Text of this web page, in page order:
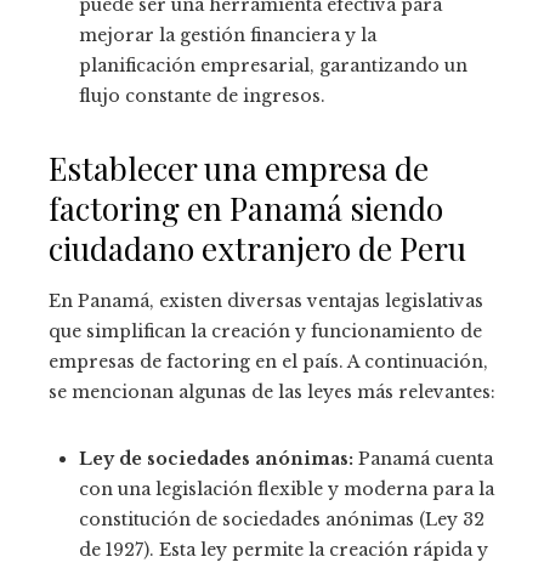
puede ser una herramienta efectiva para
mejorar la gestión financiera y la
planificación empresarial, garantizando un
flujo constante de ingresos.
Establecer una empresa de
factoring en Panamá siendo
ciudadano extranjero de Peru
En Panamá, existen diversas ventajas legislativas
que simplifican la creación y funcionamiento de
empresas de factoring en el país. A continuación,
se mencionan algunas de las leyes más relevantes:
Ley de sociedades anónimas: Panamá cuenta
con una legislación flexible y moderna para la
constitución de sociedades anónimas (Ley 32
de 1927). Esta ley permite la creación rápida y